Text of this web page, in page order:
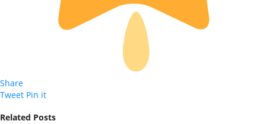
Share
Tweet Pin it
Related Posts